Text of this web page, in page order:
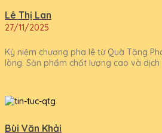
Lê Thị Lan
27/11/2025
Kỷ niệm chương pha lê từ Quà Tặng
lòng. Sản phẩm chất lượng cao và dịch
Bùi Văn Khải